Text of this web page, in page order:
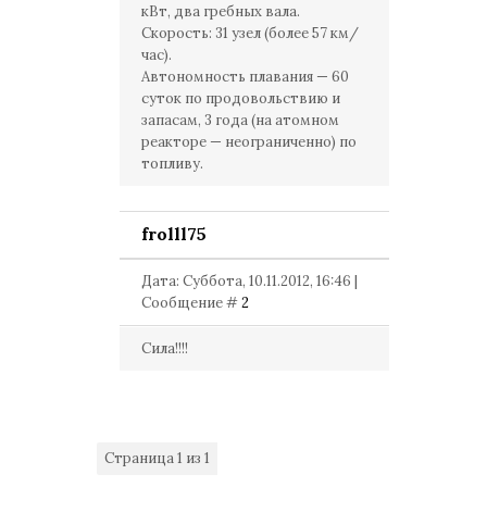
кВт, два гребных вала.
Скорость: 31 узел (более 57 км/
час).
Автономность плавания — 60
суток по продовольствию и
запасам, 3 года (на атомном
реакторе — неограниченно) по
топливу.
frolll75
Дата: Суббота, 10.11.2012, 16:46 |
Сообщение #2
Сила!!!!
Страница1 из 1